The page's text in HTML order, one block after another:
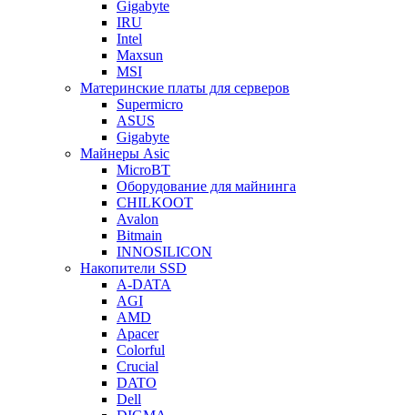
Gigabyte
IRU
Intel
Maxsun
MSI
Материнские платы для серверов
Supermicro
ASUS
Gigabyte
Майнеры Asic
MicroBT
Оборудование для майнинга
CHILKOOT
Avalon
Bitmain
INNOSILICON
Накопители SSD
A-DATA
AGI
AMD
Apacer
Colorful
Crucial
DATO
Dell